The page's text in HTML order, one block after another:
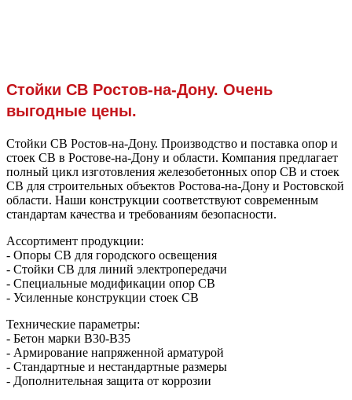
Стойки СВ Ростов-на-Дону. Очень
выгодные цены.
Стойки СВ Ростов-на-Дону. Производство и поставка опор и
стоек СВ в Ростове-на-Дону и области. Компания предлагает
полный цикл изготовления железобетонных опор СВ и стоек
СВ для строительных объектов Ростова-на-Дону и Ростовской
области. Наши конструкции соответствуют современным
стандартам качества и требованиям безопасности.
Ассортимент продукции:
- Опоры СВ для городского освещения
- Стойки СВ для линий электропередачи
- Специальные модификации опор СВ
- Усиленные конструкции стоек СВ
Технические параметры:
- Бетон марки В30-В35
- Армирование напряженной арматурой
- Стандартные и нестандартные размеры
- Дополнительная защита от коррозии